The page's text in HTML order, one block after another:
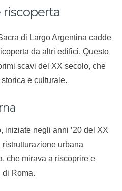
riscoperta
di Largo Argentina cadde
da altri edifici. Questo
scavi del XX secolo, che
e culturale.
iniziate negli anni ’20 del XX
urbana
che mirava a riscoprire e
Roma.